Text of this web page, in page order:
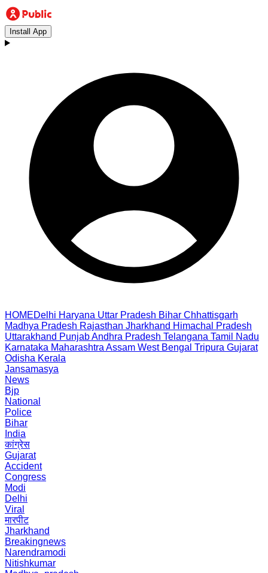
Install App
HOMEDelhi Haryana Uttar Pradesh Bihar Chhattisgarh
Madhya Pradesh Rajasthan Jharkhand Himachal Pradesh
Uttarakhand PunjabAndhra Pradesh Telangana Tamil Nadu
Karnataka Maharashtra Assam West Bengal Tripura Gujarat
Odisha Kerala
Jansamasya
News
Bjp
National
Police
Bihar
India
कांग्रेस
Gujarat
Accident
Congress
Modi
Delhi
Viral
मारपीट
Jharkhand
Breakingnews
Narendramodi
Nitishkumar